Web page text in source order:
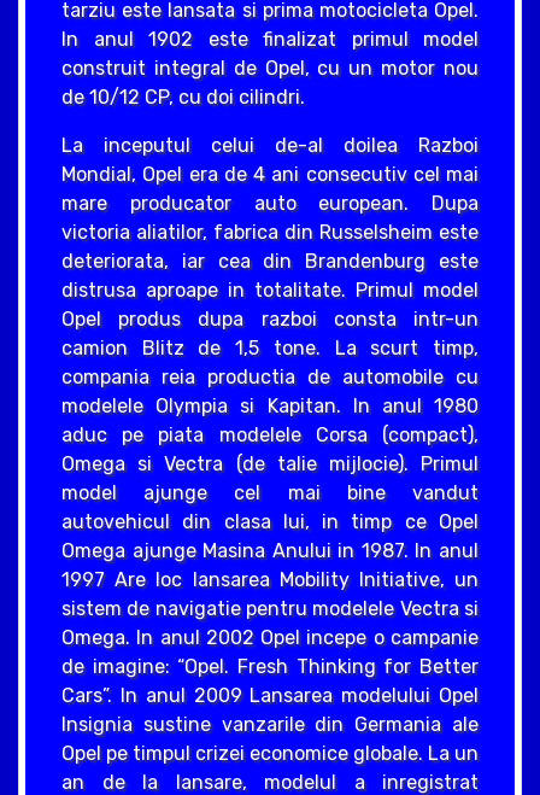
tarziu este lansata si prima motocicleta Opel.
In anul 1902 este finalizat primul model
construit integral de Opel, cu un motor nou
de 10/12 CP, cu doi cilindri.
La inceputul celui de-al doilea Razboi
Mondial, Opel era de 4 ani consecutiv cel mai
mare producator auto european. Dupa
victoria aliatilor, fabrica din Russelsheim este
deteriorata, iar cea din Brandenburg este
distrusa aproape in totalitate. Primul model
Opel produs dupa razboi consta intr-un
camion Blitz de 1,5 tone. La scurt timp,
compania reia productia de automobile cu
modelele Olympia si Kapitan. In anul 1980
aduc pe piata modelele Corsa (compact),
Omega si Vectra (de talie mijlocie). Primul
model ajunge cel mai bine vandut
autovehicul din clasa lui, in timp ce Opel
Omega ajunge Masina Anului in 1987. In anul
1997 Are loc lansarea Mobility Initiative, un
sistem de navigatie pentru modelele Vectra si
Omega. In anul 2002 Opel incepe o campanie
de imagine: “Opel. Fresh Thinking for Better
Cars”. In anul 2009 Lansarea modelului Opel
Insignia sustine vanzarile din Germania ale
Opel pe timpul crizei economice globale. La un
an de la lansare, modelul a inregistrat